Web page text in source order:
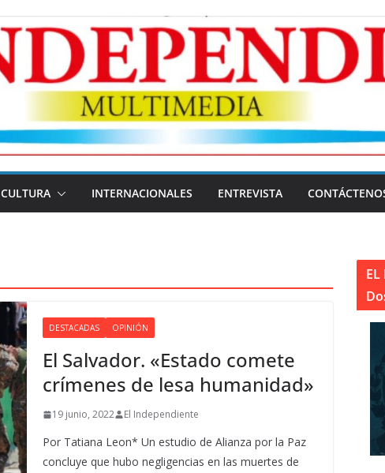
CULTURA INTERNACIONALES ENTREVISTA
DESTACADAS OPINIÓN
El Salvador. «Estado comete
crímenes de lesa humanidad»
19 junio, 2022 El Independiente
Por Tatiana Leon* Un estudio de Alianza por la Paz
concluye que hubo negligencias en las muertes de